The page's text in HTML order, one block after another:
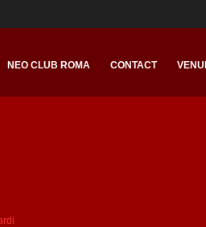
NEO CLUB ROMA CONTACT